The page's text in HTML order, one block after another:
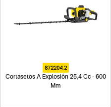
872204.2
Cortasetos A Explosión 25,4 Cc - 600
Mm